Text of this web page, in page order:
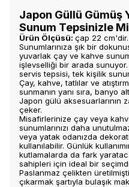
Japon Güllü Gümüş
Sunum Tepsinizle
Ürün Ölçüsü: çap 22 cm'dir.
Sunumlarınıza şık bir
yuvarlak çay ve kahve
işlevselliği bir arada
servis tepsisi, tek kişilik
Çay, kahve, tatlılar ve
sunmanın yanı sıra, banyo
Japon gülü aksesuarlarının
çeker.
Misafirlerinize çay veya
sunumlarınızı daha
veya yatak odanızda
kullanılabilir. Günlük
kutlamalarda da fark
sahipleri için ideal bir
Paslanmaz çelikten
çıkarmak şartıyla bulaşık